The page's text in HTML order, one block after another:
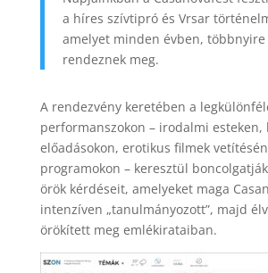
a híres szívtipró és Vrsar
amelyet minden évben,
rendeznek meg.
A rendezvény keretében a
performanszokon – irodalmi esteken,
előadásokon, erotikus filmek
programokon – keresztül
örök kérdéseit, amelyeket maga
intenzíven „tanulmányozott”, majd
örökített meg emlékirataiban.